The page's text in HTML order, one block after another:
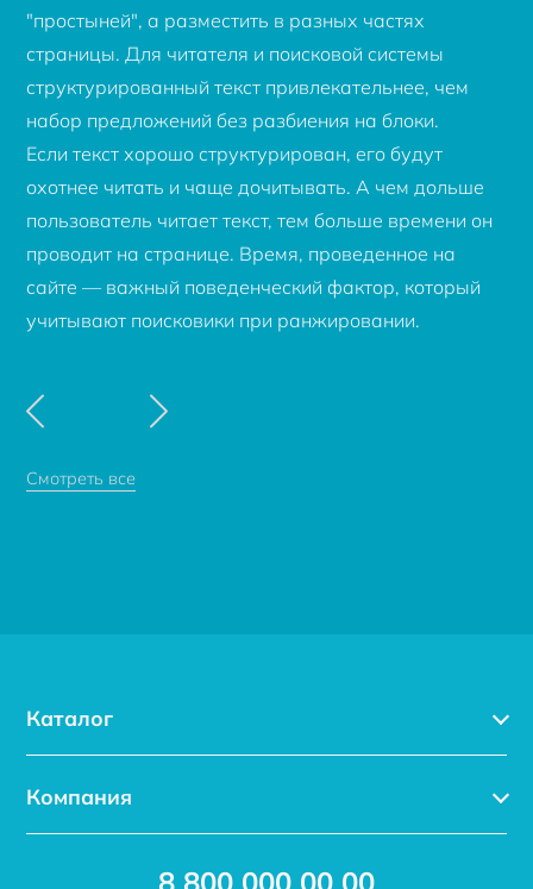
"простыней", а разместить в разных частях
страницы. Для читателя и поисковой системы
структурированный текст привлекательнее, чем
набор предложений без разбиения на блоки.
Если текст хорошо структурирован, его будут
охотнее читать и чаще дочитывать. А чем дольше
пользователь читает текст, тем больше времени он
проводит на странице. Время, проведенное на
сайте — важный поведенческий фактор, который
учитывают поисковики при ранжировании.
Смотреть все
Каталог
Услуги
Компания